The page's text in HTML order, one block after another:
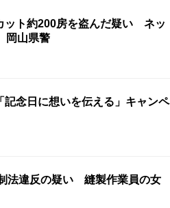
ット約200房を盗んだ疑い ネッ
岡山県警
念日に想いを伝える」キャンペ
法違反の疑い 縫製作業員の女